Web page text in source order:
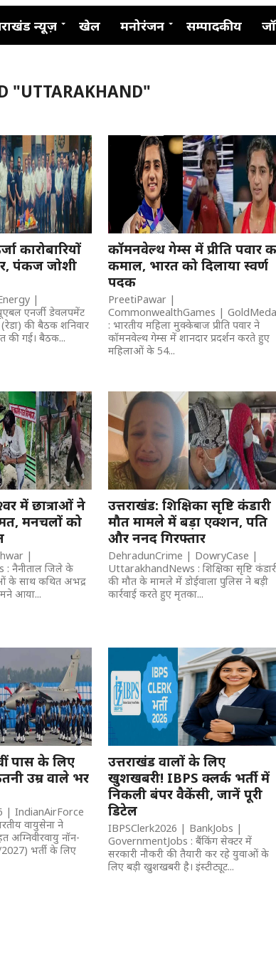
न्यूज़ खेल मनोरंजन सम्पादकीय
"UTTARAKHAND"
कारोबारियों
पंकज जोशी
|
एनर्जी डेवलपमेंट
की बैठक शनिवार
की गई। बैठक...
कॉमनवेल्थ गेम्स में प्रीति पवार
कमाल, भारत को दिलाया स्वर्ण
पदक
PreetiPawar |
CommonwealthGames |
: भारतीय महिला मुक्केबाज प्रीति पवार ने
कॉमनवेल्थ गेम्स में शानदार प्रदर्शन करते हुए
महिलाओं के 54...
में छात्राओं ने
मनचलों को
|
नैनीताल जिले के
के साथ कथित अभद्र
आया...
उत्तराखंड: शिक्षिका सृष्टि कंडारी
मौत मामले में बड़ा एक्शन, पति
और ननद गिरफ्तार
DehradunCrime | DowryCase |
UttarakhandNews : शिक्षिका सृष्टि
की मौत के मामले में डोईवाला पुलिस ने बड़ी
कार्रवाई करते हुए मृतका...
पास के लिए
उम्र वाले भर
| IndianAirForce
वायुसेना ने
अग्निवीरवायु नॉन-
भर्ती के लिए
उत्तराखंड वालों के लिए
खुशखबरी! IBPS क्लर्क भर्ती में
निकली बंपर वैकेंसी, जानें पूरी
डिटेल
IBPSClerk2026 | BankJobs |
GovernmentJobs : बैंकिंग सेक्टर में
सरकारी नौकरी की तैयारी कर रहे युवाओं के
लिए बड़ी खुशखबरी है। इंस्टीट्यूट...